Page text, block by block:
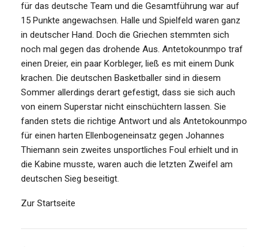
für das deutsche Team und die Gesamtführung war auf
15 Punkte angewachsen. Halle und Spielfeld waren ganz
in deutscher Hand. Doch die Griechen stemmten sich
noch mal gegen das drohende Aus. Antetokounmpo traf
einen Dreier, ein paar Korbleger, ließ es mit einem Dunk
krachen. Die deutschen Basketballer sind in diesem
Sommer allerdings derart gefestigt, dass sie sich auch
von einem Superstar nicht einschüchtern lassen. Sie
fanden stets die richtige Antwort und als Antetokounmpo
für einen harten Ellenbogeneinsatz gegen Johannes
Thiemann sein zweites unsportliches Foul erhielt und in
die Kabine musste, waren auch die letzten Zweifel am
deutschen Sieg beseitigt.
Zur Startseite